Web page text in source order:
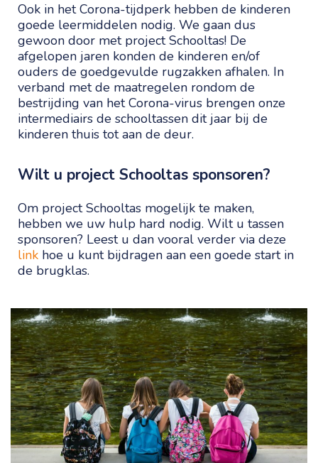
Ook in het Corona-tijdperk hebben de kinderen
goede leermiddelen nodig. We gaan dus
gewoon door met project Schooltas! De
afgelopen jaren konden de kinderen en/of
ouders de goedgevulde rugzakken afhalen. In
verband met de maatregelen rondom de
bestrijding van het Corona-virus brengen onze
intermediairs de schooltassen dit jaar bij de
kinderen thuis tot aan de deur.
Wilt u project Schooltas sponsoren?
Om project Schooltas mogelijk te maken,
hebben we uw hulp hard nodig. Wilt u tassen
sponsoren? Leest u dan vooral verder via deze
link hoe u kunt bijdragen aan een goede start in
de brugklas.